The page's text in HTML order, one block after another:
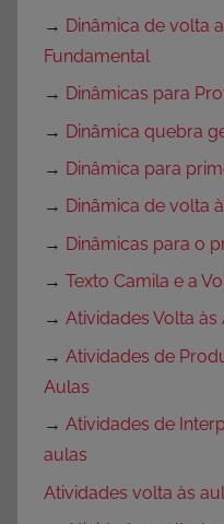
→ Dinâmica de volta
Fundamental
→ Dinâmicas para
→ Dinâmica quebra
→ Dinâmica para
→ Dinâmica de volta
→ Dinâmicas para o
→ Texto Camila e a
→ Atividades Volta às
→ Atividades de
Aulas
→ Atividades de
aulas
Atividades volta às